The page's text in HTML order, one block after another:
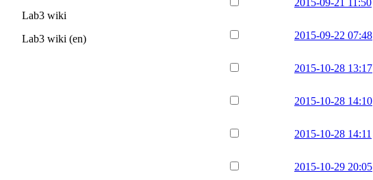
2015-09-21 11:50
2015-09-22 07:48
2015-10-28 13:17
2015-10-28 14:10
2015-10-28 14:11
2015-10-29 20:05
Lab3 wiki
Lab3 wiki (en)